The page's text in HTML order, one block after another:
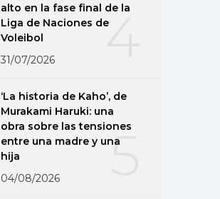
4
alto en la fase final de la
Liga de Naciones de
Voleibol
31/07/2026
5
‘La historia de Kaho’, de
Murakami Haruki: una
obra sobre las tensiones
entre una madre y una
hija
04/08/2026